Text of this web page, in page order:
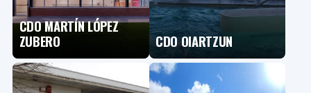
CDO MARTÍN LÓPEZ
ZUBERO
CDO OIARTZUN